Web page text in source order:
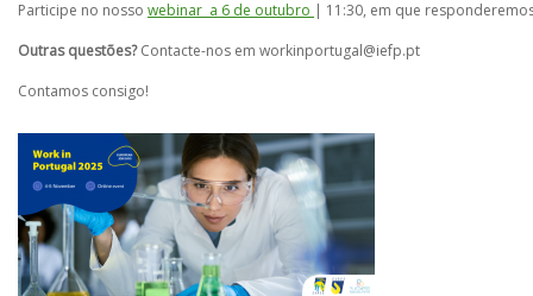
Participe no nosso webinar a 6 de outubro | 11:30, em que
Outras questões?Contacte-nos em workinportugal@iefp.pt
Contamos consigo!